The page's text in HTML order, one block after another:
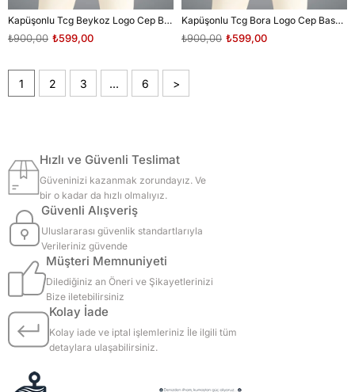
Kapüşonlu Tcg Beykoz Logo Cep Baskılı Unisex Sweatshirt
₺599,00
₺900,00
Kapüşonlu Tcg Bora Logo Cep Baskılı Unisex Sweatshirt
₺599,00
₺900,00
1 2 3 ... 6 >
Hızlı ve Güvenli Teslimat
Güveninizi kazanmak zorundayız. Ve
bir o kadar da hızlı olmalıyız.
Güvenli Alışveriş
Uluslararası güvenlik standartlarıyla
Verileriniz güvende
Müşteri Memnuniyeti
Dilediğiniz an Öneri ve Şikayetlerinizi
Bize iletebilirsiniz
Kolay İade
Kolay iade ve iptal işlemleriniz İle ilgili tüm
detaylara ulaşabilirsiniz.